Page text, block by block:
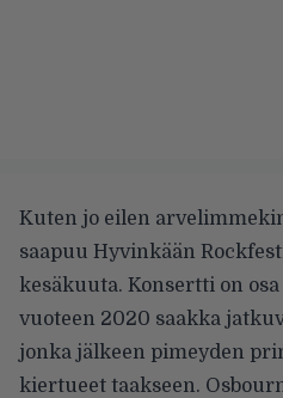
Kuten jo eilen
saapuu Hyvinkään
kesäkuuta. Konsertti on
vuoteen 2020 saakka
jonka jälkeen pimeyden
kiertueet taakseen.